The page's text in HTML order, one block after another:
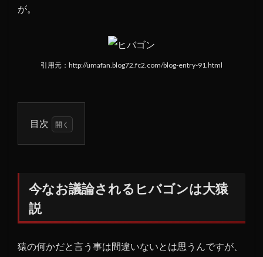
が。
引用元：http://umafan.blog72.fc2.com/blog-entry-91.html
目次
論さ
れる
ヒバ
ゴン
猿説
今なお議論されるヒバゴンは大猿
説
猿の何かだと言う事は間違いないとは思うんですが、